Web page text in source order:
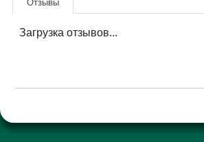
Отзывы
Загрузка отзывов...